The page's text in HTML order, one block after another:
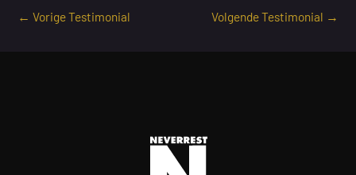
← Vorige Testimonial Volgende Testimonial →